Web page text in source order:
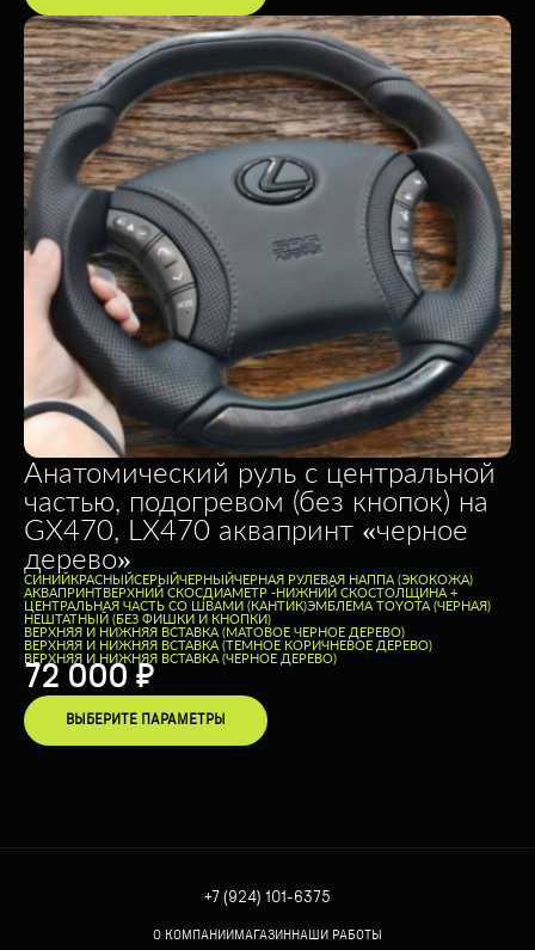
Анатомический руль с центральной
частью, подогревом (без кнопок) на
GX470, LX470 аквапринт «черное
дерево»
CИНИЙКРАСНЫЙСЕРЫЙЧЕРНЫЙЧЕРНАЯ РУЛЕВАЯ НАППА (ЭКОКОЖА)
АКВАПРИНТВЕРХНИЙ СКОСДИАМЕТР -НИЖНИЙ СКОСТОЛЩИНА +
ЦЕНТРАЛЬНАЯ ЧАСТЬ СО ШВАМИ (КАНТИК)ЭМБЛЕМА TOYOTA (ЧЕРНАЯ)
НЕШТАТНЫЙ (БЕЗ ФИШКИ И КНОПКИ)
ВЕРХНЯЯ И НИЖНЯЯ ВСТАВКА (МАТОВОЕ ЧЕРНОЕ ДЕРЕВО)
ВЕРХНЯЯ И НИЖНЯЯ ВСТАВКА (ТЕМНОЕ КОРИЧНЕВОЕ ДЕРЕВО)
ВЕРХНЯЯ И НИЖНЯЯ ВСТАВКА (ЧЕРНОЕ ДЕРЕВО)
72 000 ₽
ВЫБЕРИТЕ ПАРАМЕТРЫ
+7 (924) 101-6375
О КОМПАНИИ МАГАЗИН НАШИ РАБОТЫ